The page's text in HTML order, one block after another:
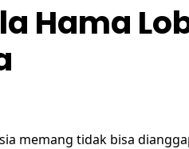
Hama
memang tidak bisa